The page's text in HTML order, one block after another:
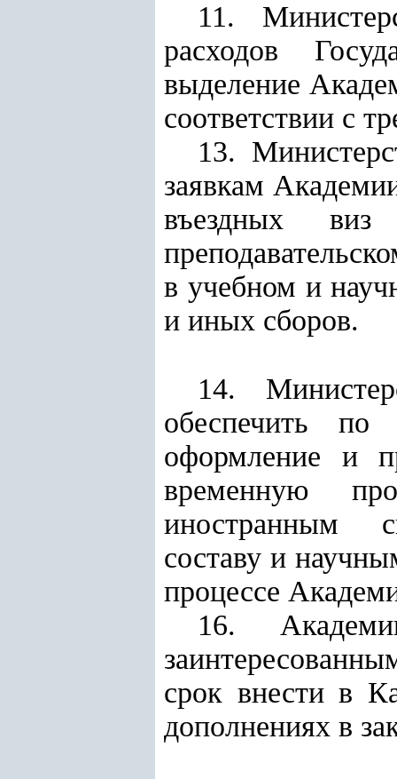
11.
расходов
выделение
соответствии с
13.
заявкам
въездных виз
в учебном и
и иных сборов.
14.
обеспечить по
оформление и
временную
иностранным
составу и
процессе
16.
срок внести в
дополнениях в